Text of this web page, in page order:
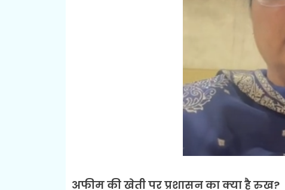
अफीम की खेती पर प्रशासन का क्या है रुख?